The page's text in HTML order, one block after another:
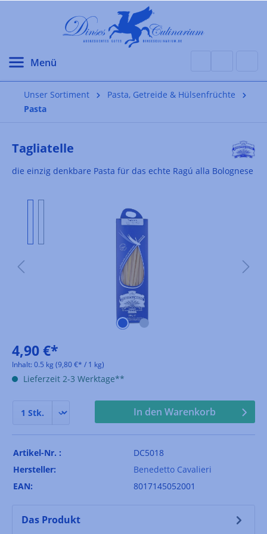
Unser Sortiment
Pasta, Getreide & Hülsenfrüchte
Pasta
Tagliatelle
die einzig denkbare Pasta für das echte Ragú alla Bolognese
4,90 €*
Inhalt: 0.5 kg (9,80 €* / 1 kg)
Lieferzeit 2-3 Werktage**
In den Warenkorb
Artikel-Nr. :
DC5018
Hersteller:
Benedetto Cavalieri
EAN:
8017145052001
Das Produkt